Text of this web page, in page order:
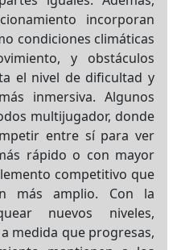
incorporan
condiciones climáticas
y obstáculos
el nivel de dificultad y
inmersiva. Algunos
multijugador, donde
entre sí para ver
rápido o con mayor
competitivo que
más amplio. Con la
nuevos niveles,
medida que progresas,